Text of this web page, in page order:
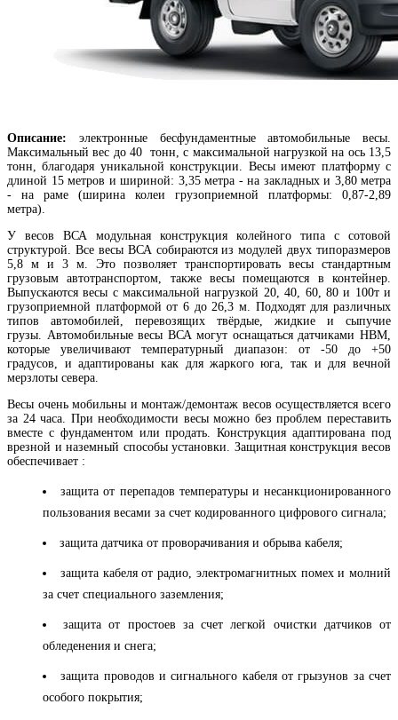
Описание:
электронные бесфундаментные автомобильные весы.
Максимальный вес до 40 тонн, с максимальной нагрузкой на ось 13,5
тонн, благодаря уникальной конструкции. Весы имеют платформу с
длиной 15 метров и шириной: 3,35 метра - на закладных и 3,80 метра
- на раме (ширина колеи грузоприемной платформы: 0,87-2,89
метра).
У весов ВСА модульная конструкция колейного типа с сотовой
структурой. Все весы ВСА собираются из модулей двух типоразмеров
5,8 м и 3 м. Это позволяет транспортировать весы стандартным
грузовым автотранспортом, также весы помещаются в контейнер.
Выпускаются весы с максимальной нагрузкой 20, 40, 60, 80 и 100т и
грузоприемной платформой от 6 до 26,3 м. Подходят для различных
типов автомобилей, перевозящих твёрдые, жидкие и сыпучие
грузы. Автомобильные весы ВСА могут оснащаться датчиками НВМ,
которые увеличивают температурный диапазон: от -50 до +50
градусов, и адаптированы как для жаркого юга, так и для вечной
мерзлоты севера.
Весы очень мобильны и монтаж/демонтаж весов осуществляется всего
за 24 часа. При необходимости весы можно без проблем переставить
вместе с фундаментом или продать. Конструкция адаптирована под
врезной и наземный способы установки. Защитная конструкция весов
обеспечивает :
защита от перепадов температуры и несанкционированного
пользования весами за счет кодированного цифрового сигнала;
защита датчика от проворачивания и обрыва кабеля;
защита кабеля от радио, электромагнитных помех и молний
за счет специального заземления;
защита от простоев за счет легкой очистки датчиков от
обледенения и снега;
защита проводов и сигнального кабеля от грызунов за счет
особого покрытия;